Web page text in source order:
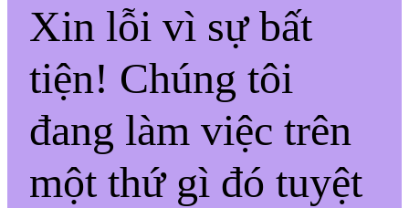
Xin lỗi vì sự bất
tiện! Chúng tôi
đang làm việc trên
một thứ gì đó tuyệt